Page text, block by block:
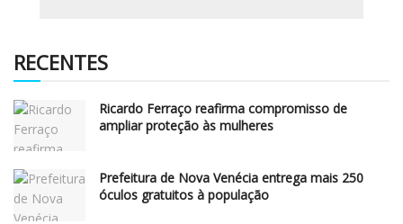
RECENTES
Ricardo Ferraço reafirma compromisso de
ampliar proteção às mulheres
Prefeitura de Nova Venécia entrega mais 250
óculos gratuitos à população